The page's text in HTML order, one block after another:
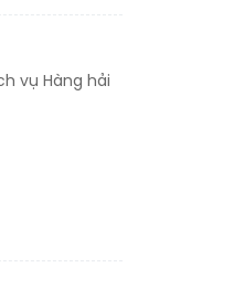
vụ Hàng hải